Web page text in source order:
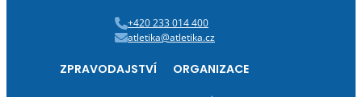
+420 233 014 400
atletika@atletika.cz
ZPRAVODAJSTVÍ ORGANIZACE